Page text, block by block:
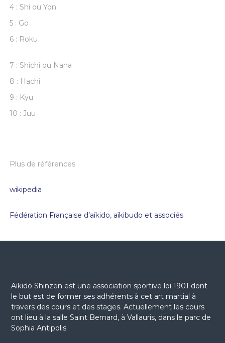
4 : Shi ou Yon
5 : Go
6 : Roku
7 : Shichi ou Nana
8 : Hachi
9 : Kyu
10 : Juu
Plus de références :
wikipedia
Fédération Française d’aïkido, aïkibudo et associés
Aïkido Shinzen est une association sportive loi 1901 dont
le but est de former ses adhérents à cet art martial à
travers des cours et des stages. Actuellement les cours
ont lieu à la salle Saint Bernard, à Vallauris, dans le parc de
Sophia Antipolis